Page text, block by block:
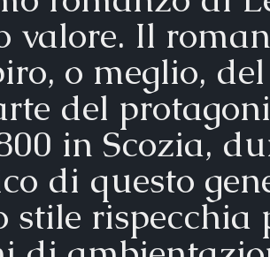
valore. Il
o meglio,
del
in Scozia,
di questo
stile